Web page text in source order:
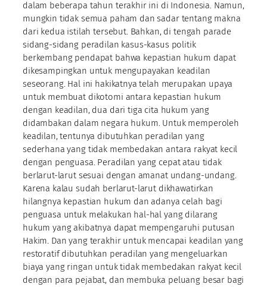
dalam beberapa tahun terakhir ini di Indonesia. Namun,
mungkin tidak semua paham dan sadar tentang makna
dari kedua istilah tersebut. Bahkan, di tengah parade
sidang-sidang peradilan kasus-kasus politik
berkembang pendapat bahwa kepastian hukum dapat
dikesampingkan untuk mengupayakan keadilan
seseorang. Hal ini hakikatnya telah merupakan upaya
untuk membuat dikotomi antara kepastian hukum
dengan keadilan, dua dari tiga cita hukum yang
didambakan dalam negara hukum. Untuk memperoleh
keadilan, tentunya dibutuhkan peradilan yang
sederhana yang tidak membedakan antara rakyat kecil
dengan penguasa. Peradilan yang cepat atau tidak
berlarut-larut sesuai dengan amanat undang-undang.
Karena kalau sudah berlarut-larut dikhawatirkan
hilangnya kepastian hukum dan adanya celah bagi
penguasa untuk melakukan hal-hal yang dilarang
hukum yang akibatnya dapat mempengaruhi putusan
Hakim. Dan yang terakhir untuk mencapai keadilan yang
restoratif dibutuhkan peradilan yang mengeluarkan
biaya yang ringan untuk tidak membedakan rakyat kecil
dengan para pejabat, dan membuka peluang besar bagi